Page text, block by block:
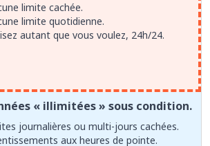
limite cachée.
limite quotidienne.
autant que vous voulez, 24h/24.
« illimitées » sous condition.
journalières ou multi-jours cachées.
aux heures de pointe.